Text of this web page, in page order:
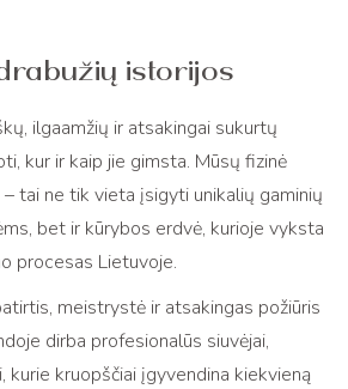
istorijos
ilgaamžių ir atsakingai sukurtų
kur ir kaip jie gimsta. Mūsų fizinė
tai ne tik vieta įsigyti unikalių gaminių
bet ir kūrybos erdvė, kurioje vyksta
procesas Lietuvoje.
meistrystė ir atsakingas požiūris
dirba profesionalūs siuvėjai,
kurie kruopščiai įgyvendina kiekvieną